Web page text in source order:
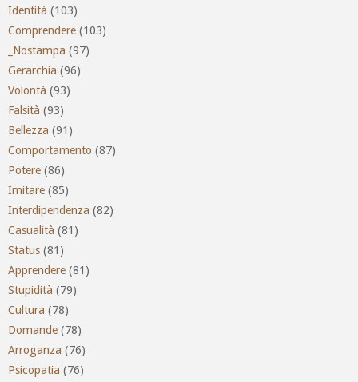
Identità (103)
Comprendere (103)
_Nostampa (97)
Gerarchia (96)
Volontà (93)
Falsità (93)
Bellezza (91)
Comportamento (87)
Potere (86)
Imitare (85)
Interdipendenza (82)
Casualità (81)
Status (81)
Apprendere (81)
Stupidità (79)
Cultura (78)
Domande (78)
Arroganza (76)
Psicopatia (76)